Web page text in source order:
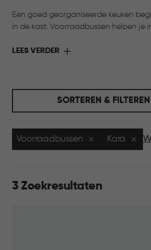
Een goed georganiseerde keuken
in de kast. Voorraadbussen helpen je
pasta tot koffie of snacks: alles is snel
LEES VERDER
SORTEREN & FILTEREN
Voorraadbussen Kara
3 Zoekresultaten